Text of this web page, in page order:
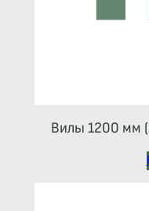
Вилы 1200 мм